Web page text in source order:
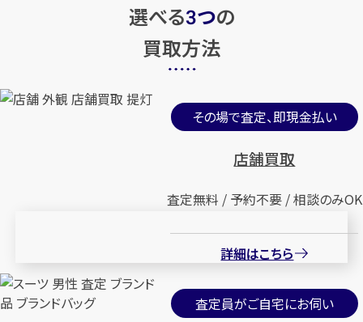
選べる3つの
買取方法
その場で査定、即現金払い
店舗買取
査定無料 / 予約不要 / 相談のみOK
詳細はこちら
査定員がご自宅にお伺い